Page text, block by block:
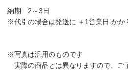
納期 2～3日
※代引の場合は発送に ＋1営業日 かか
※写真は汎用のものです
実際の商品とは異なりますので、ご